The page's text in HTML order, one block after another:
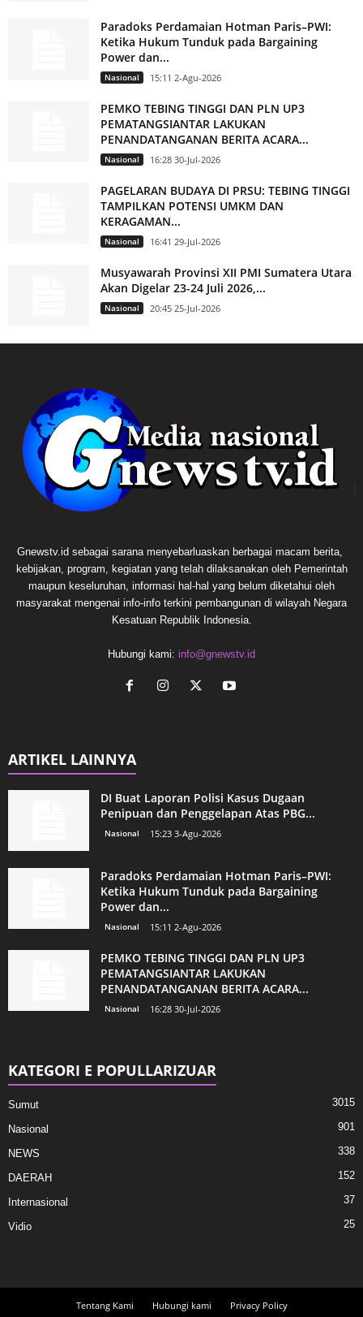
Paradoks Perdamaian Hotman Paris–PWI:
Ketika Hukum Tunduk pada Bargaining
Power dan...
Nasional 15:11 2-Agu-2026
PEMKO TEBING TINGGI DAN PLN UP3
PEMATANGSIANTAR LAKUKAN
PENANDATANGANAN BERITA ACARA...
Nasional 16:28 30-Jul-2026
PAGELARAN BUDAYA DI PRSU: TEBING TINGGI
TAMPILKAN POTENSI UMKM DAN
KERAGAMAN...
Nasional 16:41 29-Jul-2026
Musyawarah Provinsi XII PMI Sumatera Utara
Akan Digelar 23-24 Juli 2026,...
Nasional 20:45 25-Jul-2026
Gnewstv.id sebagai sarana menyebarluaskan berbagai macam berita,
kebijakan, program, kegiatan yang telah dilaksanakan oleh Pemerintah
maupun keseluruhan, informasi hal-hal yang belum diketahui oleh
masyarakat mengenai info-info terkini pembangunan di wilayah Negara
Kesatuan Republik Indonesia.
Hubungi kami: info@gnewstv.id
ARTIKEL LAINNYA
DI Buat Laporan Polisi Kasus Dugaan
Penipuan dan Penggelapan Atas PBG...
Nasional 15:23 3-Agu-2026
Paradoks Perdamaian Hotman Paris–PWI:
Ketika Hukum Tunduk pada Bargaining
Power dan...
Nasional 15:11 2-Agu-2026
PEMKO TEBING TINGGI DAN PLN UP3
PEMATANGSIANTAR LAKUKAN
PENANDATANGANAN BERITA ACARA...
Nasional 16:28 30-Jul-2026
KATEGORI E POPULLARIZUAR
Sumut 3015
Nasional 901
NEWS 338
DAERAH 152
Internasional 37
Vidio 25
Tentang Kami Hubungi kami Privacy Policy